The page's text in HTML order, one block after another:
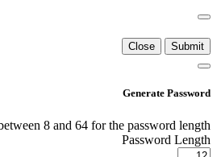
Submit
Close
Generate Password
8 and 64 for the password length
Password Length